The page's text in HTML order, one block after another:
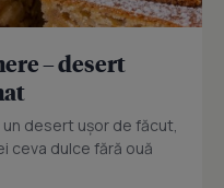
– desert
desert ușor de făcut,
ceva dulce fără ouă